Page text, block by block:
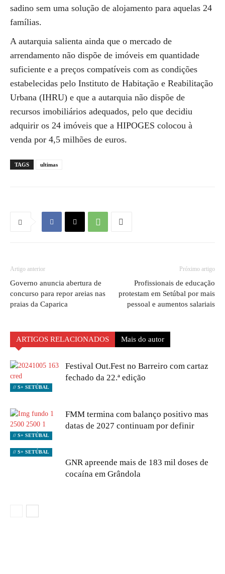
sadino sem uma solução de alojamento para aquelas 24
famílias.
A autarquia salienta ainda que o mercado de
arrendamento não dispõe de imóveis em quantidade
suficiente e a preços compatíveis com as condições
estabelecidas pelo Instituto de Habitação e Reabilitação
Urbana (IHRU) e que a autarquia não dispõe de
recursos imobiliários adequados, pelo que decidiu
adquirir os 24 imóveis que a HIPOGES colocou à
venda por 4,5 milhões de euros.
TAGS ultimas
Artigo anterior
Governo anuncia abertura de
concurso para repor areias nas
praias da Caparica
Próximo artigo
Profissionais de educação
protestam em Setúbal por mais
pessoal e aumentos salariais
ARTIGOS RELACIONADOS Mais do autor
// S+ SETÚBAL
Festival Out.Fest no Barreiro com cartaz
fechado da 22.ª edição
// S+ SETÚBAL
FMM termina com balanço positivo mas
datas de 2027 continuam por definir
// S+ SETÚBAL
GNR apreende mais de 183 mil doses de
cocaína em Grândola